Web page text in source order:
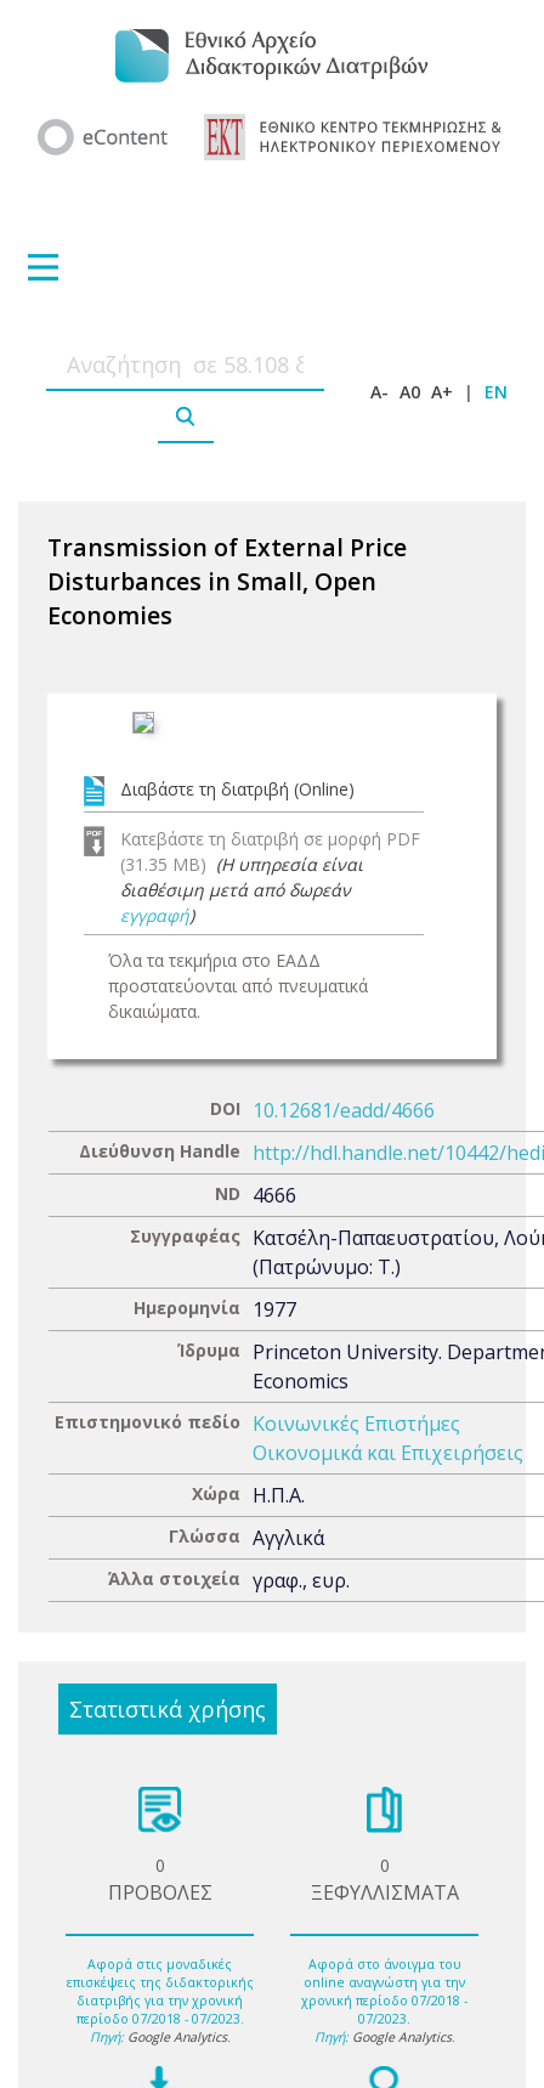
A- A0 A+ | EN
Transmission of External Price
Disturbances in Small, Open
Economies
Διαβάστε τη διατριβή (Online)
Κατεβάστε τη διατριβή σε μορφή PDF
(31.35 MB) (Η υπηρεσία είναι
διαθέσιμη μετά από δωρεάν
εγγραφή)
Όλα τα τεκμήρια στο ΕΑΔΔ
προστατεύονται από πνευματικά
δικαιώματα.
DOI 10.12681/eadd/4666
Διεύθυνση Handle http://hdl.handle.net/10442/
ND 4666
Συγγραφέας Κατσέλη-Παπαευστρατίου,
(Πατρώνυμο: Τ.)
Ημερομηνία 1977
Ίδρυμα
Princeton University.
Economics
Επιστημονικό πεδίο
Κοινωνικές Επιστήμες
Οικονομικά και Επιχειρήσεις
Χώρα Η.Π.Α.
Γλώσσα Αγγλικά
Άλλα στοιχεία γραφ., ευρ.
Στατιστικά χρήσης
0
ΠΡΟΒΟΛΕΣ
Αφορά στις μοναδικές
επισκέψεις της διδακτορικής
διατριβής για την χρονική
περίοδο 07/2018 - 07/2023.
Πηγή: Google Analytics.
0
ΞΕΦΥΛΛΙΣΜΑΤΑ
Αφορά στο άνοιγμα του
online αναγνώστη για την
χρονική περίοδο 07/2018 -
07/2023.
Πηγή: Google Analytics.